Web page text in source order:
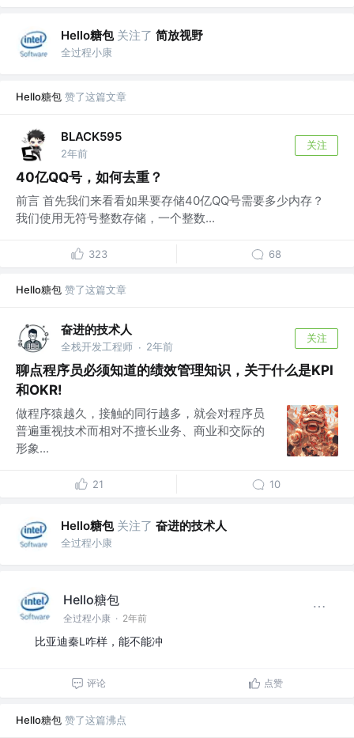
Hello糖包 关注了 简放视野
全过程小康
Hello糖包 赞了这篇文章
BLACK595
2年前
关注
40亿QQ号，如何去重？
前言 首先我们来看看如果要存储40亿QQ号需要多少内存？
我们使用无符号整数存储，一个整数...
323 68
Hello糖包 赞了这篇文章
奋进的技术人
全栈开发工程师 · 2年前
关注
聊点程序员必须知道的绩效管理知识，关于什么是KPI
和OKR!
做程序猿越久，接触的同行越多，就会对程序员
普遍重视技术而相对不擅长业务、商业和交际的
形象...
21 10
Hello糖包 关注了 奋进的技术人
全过程小康
Hello糖包
全过程小康 · 2年前
比亚迪秦L咋样，能不能冲
评论 点赞
Hello糖包 赞了这篇沸点